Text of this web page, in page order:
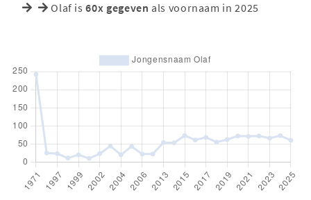
Olaf is60x gegeven als voornaam in 2025